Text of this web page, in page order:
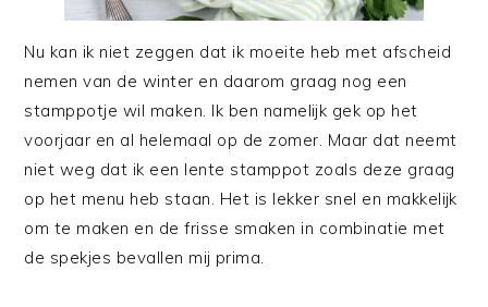
Nu kan ik niet zeggen dat ik moeite heb met afscheid
nemen van de winter en daarom graag nog een
stamppotje wil maken. Ik ben namelijk gek op het
voorjaar en al helemaal op de zomer. Maar dat neemt
niet weg dat ik een lente stamppot zoals deze graag
op het menu heb staan. Het is lekker snel en makkelijk
om te maken en de frisse smaken in combinatie met
de spekjes bevallen mij prima.